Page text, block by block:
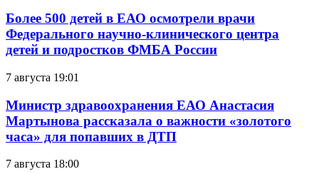
Более 500 детей в ЕАО осмотрели врачи
Федерального научно-клинического центра
детей и подростков ФМБА России
7 августа 19:01
Министр здравоохранения ЕАО Анастасия
Мартынова рассказала о важности «золотого
часа» для попавших в ДТП
7 августа 18:00